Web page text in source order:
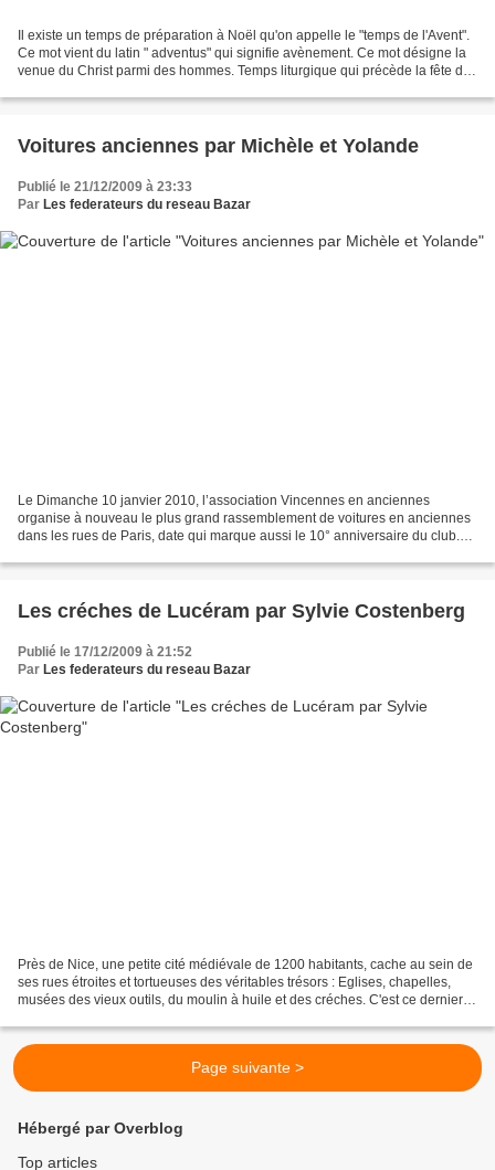
Il existe un temps de préparation à Noël qu'on appelle le "temps de l'Avent".
Ce mot vient du latin " adventus" qui signifie avènement. Ce mot désigne la
venue du Christ parmi des hommes. Temps liturgique qui précède la fête de
Voitures anciennes par Michèle et Yolande
Publié le 21/12/2009 à 23:33
Par Les federateurs du reseau Bazar
Le Dimanche 10 janvier 2010, l’association Vincennes en anciennes
organise à nouveau le plus grand rassemblement de voitures en anciennes
dans les rues de Paris, date qui marque aussi le 10° anniversaire du club.
Les créches de Lucéram par Sylvie Costenberg
Publié le 17/12/2009 à 21:52
Par Les federateurs du reseau Bazar
Près de Nice, une petite cité médiévale de 1200 habitants, cache au sein de
ses rues étroites et tortueuses des véritables trésors : Eglises, chapelles,
musées des vieux outils, du moulin à huile et des créches. C'est ce dernier
Page suivante >
Hébergé par Overblog
Top articles